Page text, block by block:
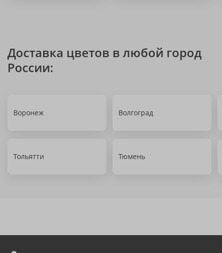
Доставка цветов в любой город
России:
Воронеж Волгоград
Тольятти Тюмень